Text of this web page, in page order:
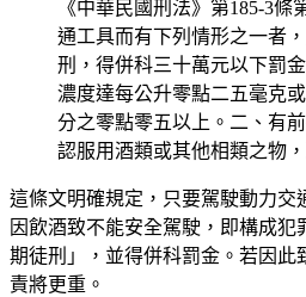
《中華民國刑法》第185-3條
通工具而有下列情形之一者
刑，得併科三十萬元以下罰
濃度達每公升零點二五毫克
分之零點零五以上。二、有
認服用酒類或其他相類之物
這條文明確規定，只要駕駛動力交
因飲酒致不能安全駕駛，即構成犯
期徒刑」，並得併科罰金。若因此
責將更重。